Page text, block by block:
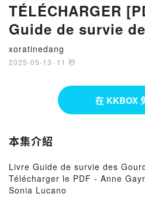
TÉLÉCHARGER
Guide de survie
couture
xoratinedang
2025-05-13 · 11 秒
在 KKBOX
本集介紹
Livre Guide de survie des
Télécharger le PDF - Anne
Sonia Lucano